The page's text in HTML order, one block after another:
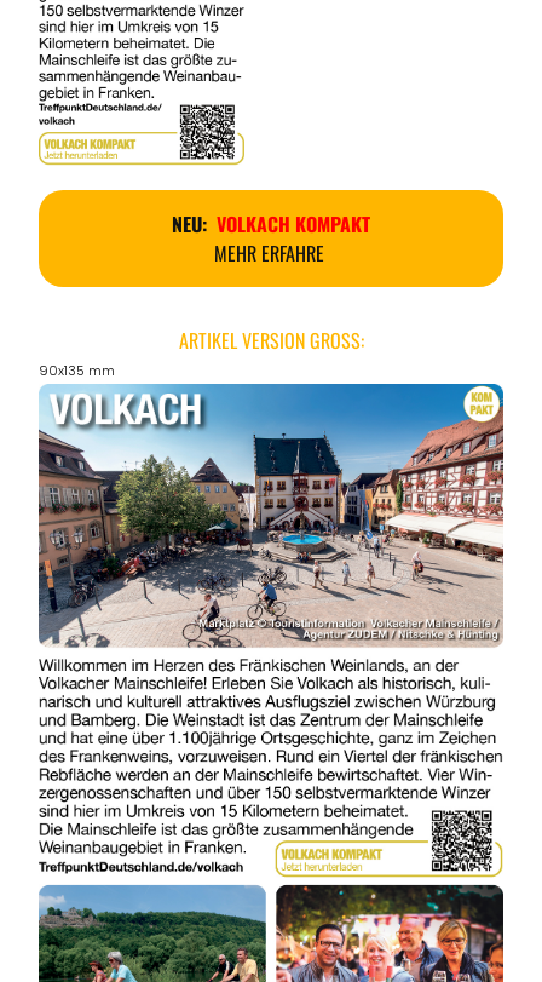
NEU: VOLKACH KOMPAKT
MEHR ERFAHRE
ARTIKEL VERSION GROSS:
90x135 mm